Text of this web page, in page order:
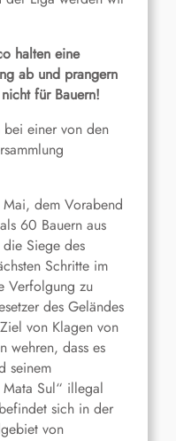
halten eine
ab und prangern
für Bauern!
bei einer von den
dem Vorabend
60 Bauern aus
Siege des
Schritte im
Verfolgung zu
des Geländes
von Klagen von
wehren, dass es
seinem
Sul“ illegal
sich in der
von